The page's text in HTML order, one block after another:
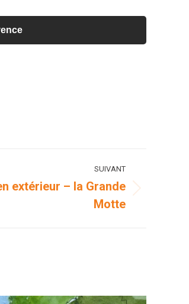
SUIVANT
extérieur – la Grande
Motte